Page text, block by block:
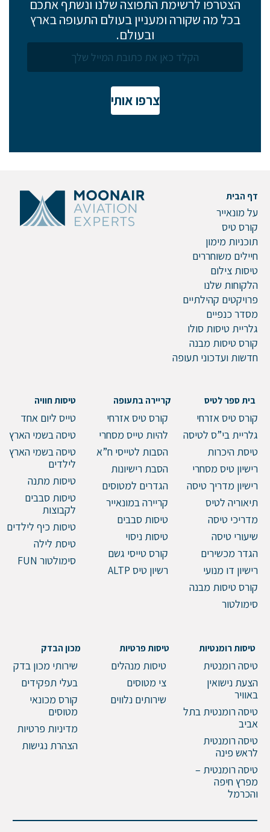
הצטרפו לרשימת התפוצה שלנו ונשתף אתכם
בכל מה שקורה ומעניין בעולם התעופה בארץ
ובעולם.
צרפו אותי
דף הבית
על מונאייר
קורס טיס
תוכניות מימון
חיילים משוחררים
טיסות צילום
הלקוחות שלנו
פרויקטים קהילתיים
מסדר כנפיים
גלריית טיסות סולו
קורס טיסות מבנה
חדשות ועדכוני תעופה
בית ספר לטיס
קורס טיס אזרחי
גלריית בי”ס לטיסה
טיסת היכרות
רישיון טיס מסחרי
רישיון מדריך טיסה
תיאוריה לטיס
מדריכי טיסה
שיעורי טיסה
הגדר מכשירים
רישיון דו מנועי
קורס טיסות מבנה
סימולטור
קריירה בתעופה
קורס טיס אזרחי
להיות טייס מסחרי
הסבות לטייסי ח”א
הסבת רישיונות
הגדרים למטוסים
קריירה במונאייר
טיסות סבבים
טיסות ניסוי
קורס טייסי גשם
רשיון טיס ALTP
טיסות חוויה
טייס ליום אחד
טיסה בשמי הארץ
טיסה בשמי הארץ
לילדים
טיסות מתנה
טיסות סבבים
לקבוצות
טיסות כיף לילדים
טיסת לילה
סימולטור FUN
טיסות רומנטיות
טיסה רומנטית
הצעת נישואין
באוויר
טיסה רומנטית בתל
אביב
טיסה רומנטית
לראש פינה
טיסה רומנטית –
מפרץ חיפה
והכרמל
טיסות פרטיות
טיסות מנהלים
צי מטוסים
שירותים נלווים
מכון הבדק
שירותי מכון בדק
בעלי תפקידים
קורס מכונאי
מטוסים
מדיניות פרטיות
הצהרת נגישות